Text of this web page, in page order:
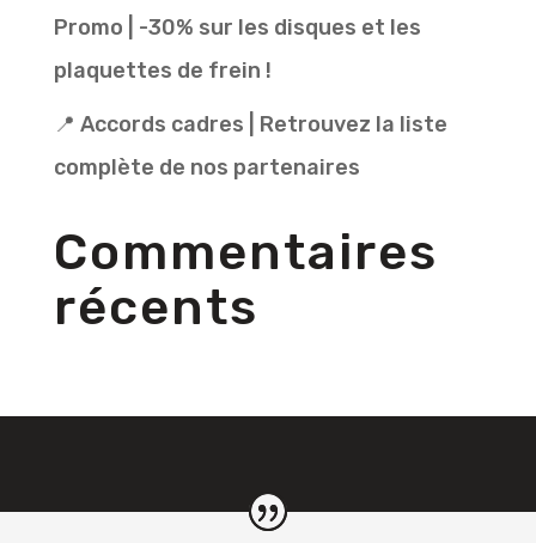
Promo | -30% sur les disques et les
plaquettes de frein !
📍 Accords cadres | Retrouvez la liste
complète de nos partenaires
Commentaires
récents